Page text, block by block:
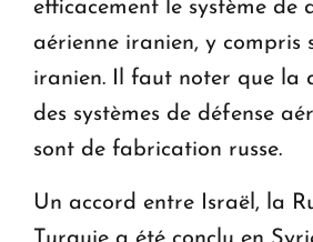
efficacement le système de
aérienne iranien, y compris
iranien. Il faut noter que la
des systèmes de défense
sont de fabrication russe.
Un accord entre Israël, la